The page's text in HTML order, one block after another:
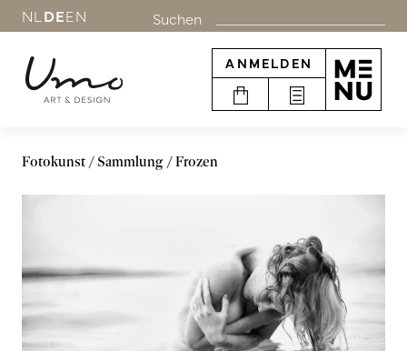
NL DEEN Suchen
ANMELDEN
Fotokunst Sammlung Frozen